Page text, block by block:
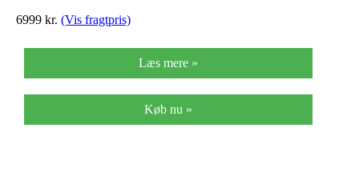
6999 kr. (Vis fragtpris)
Læs mere »
Køb nu »